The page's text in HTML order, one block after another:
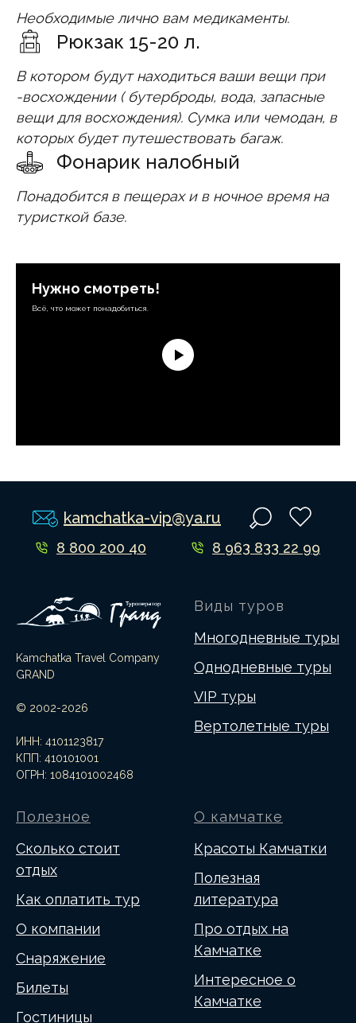
Необходимые лично вам медикаменты.
Рюкзак 15-20 л.
В котором будут находиться ваши вещи при
-восхождении ( бутерброды, вода, запасные
вещи для восхождения). Сумка или чемодан, в
которых будет путешествовать багаж.
Фонарик налобный
Понадобится в пещерах и в ночное время на
туристкой базе.
Нужно смотреть!
Всё, что может понадобиться.
kamchatka-vip@ya.ru
8 800 200 40
8 963 833 22 99
Kamchatka Travel Company
GRAND
© 2002-2026
ИНН: 4101123817
КПП: 410101001
ОГРН: 1084101002468
Виды туров
Многодневные туры
Однодневные туры
VIP туры
Вертолетные туры
Полезное
Сколько стоит
отдых
Как оплатить тур
О компании
Снаряжение
Билеты
Гостиницы
О камчатке
Красоты Камчатки
Полезная
литература
Про отдых на
Камчатке
Интересное о
Камчатке